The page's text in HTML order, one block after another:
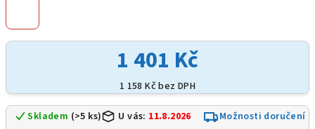
1 401 Kč
1 158 Kč bez DPH
Skladem (>5 ks) U vás: 11.8.2026
Možnosti doručení